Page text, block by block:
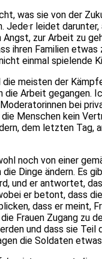
was sie von der
leidet darunter,
zur Arbeit zu
ihren Familien
einmal spielende
meisten der
die Arbeit gegangen.
bei
Menschen kein
dem letzten Tag,
noch von einer
Dinge ändern. Es
und er antwortet,
er betont, dass
dass er meint,
Frauen Zugang zu
und dass sie
die Soldaten